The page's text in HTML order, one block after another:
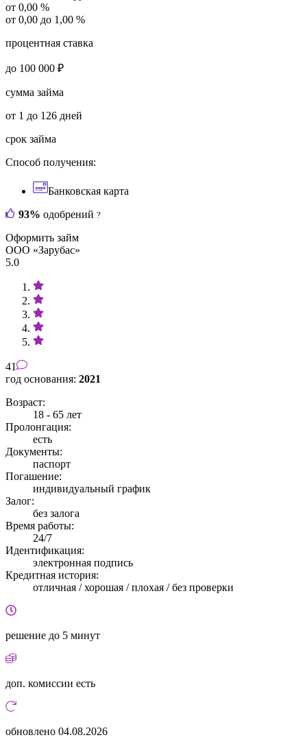
от 0,00 %
от 0,00 до 1,00 %
процентная ставка
до 100 000 ₽
сумма займа
от 1 до 126 дней
срок займа
Способ получения:
Банковская карта
93% одобрений ?
Оформить займ
ООО «Зарубас»
5.0
41
год основания: 2021
Возраст:
18 - 65 лет
Пролонгация:
есть
Документы:
паспорт
Погашение:
индивидуальный график
Залог:
без залога
Время работы:
24/7
Идентификация:
электронная подпись
Кредитная история:
отличная / хорошая / плохая / без проверки
решение до 5 минут
доп. комиссии есть
обновлено 04.08.2026